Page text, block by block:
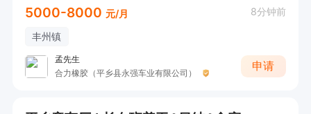
5000-8000 元/月 8分钟前
丰州镇
孟先生
合力橡胶（平乡县永强车业有限公司）
申请